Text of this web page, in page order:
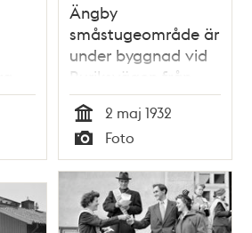
Ängby
småstugeområde är
under byggnad vid
Ruriksvägen från
Ängbyvägen mot
norr och Stora
Ängby gård
Tid
2 maj 1932
Typ
Foto